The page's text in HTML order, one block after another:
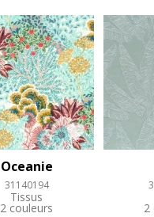
Oceanie
31140194
Tissus
2 couleurs 2